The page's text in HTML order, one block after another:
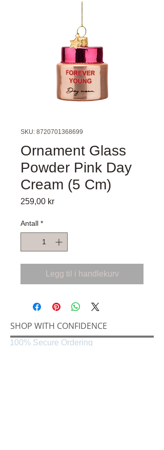
SKU: 8720701368699
Ornament Glass
Powder Pink Day
Cream (5 Cm)
259,00 krPris
Antall *
Legg til i handlekurv
SHOP WITH CONFIDENCE
100% Secure Ordering